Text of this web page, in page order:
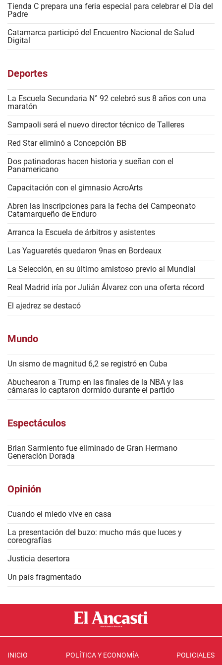
Tienda C prepara una feria especial para celebrar el Día del
Padre
Catamarca participó del Encuentro Nacional de Salud
Digital
Deportes
La Escuela Secundaria N° 92 celebró sus 8 años con una
maratón
Sampaoli será el nuevo director técnico de Talleres
Red Star eliminó a Concepción BB
Dos patinadoras hacen historia y sueñan con el
Panamericano
Capacitación con el gimnasio AcroArts
Abren las inscripciones para la fecha del Campeonato
Catamarqueño de Enduro
Arranca la Escuela de árbitros y asistentes
Las Yaguaretés quedaron 9nas en Bordeaux
La Selección, en su último amistoso previo al Mundial
Real Madrid iría por Julián Álvarez con una oferta récord
El ajedrez se destacó
Mundo
Un sismo de magnitud 6,2 se registró en Cuba
Abuchearon a Trump en las finales de la NBA y las
cámaras lo captaron dormido durante el partido
Espectáculos
Brian Sarmiento fue eliminado de Gran Hermano
Generación Dorada
Opinión
Cuando el miedo vive en casa
La presentación del buzo: mucho más que luces y
coreografías
Justicia desertora
Un país fragmentado
INICIO POLÍTICA Y ECONOMÍA POLICIALES